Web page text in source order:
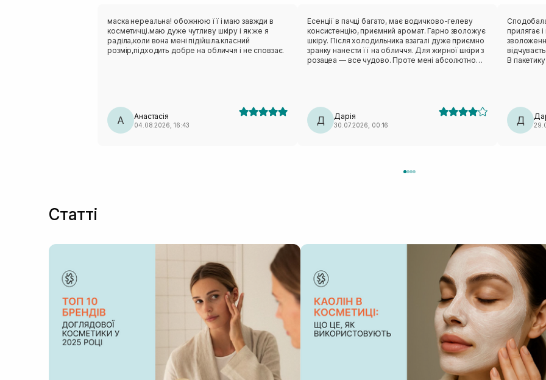
маска нереальна! обожнюю її і маю завжди в
косметичці.маю дуже чутливу шкіру і як же я
раділа,коли вона мені підійшла.класний
розмір,підходить добре на обличчя і не сповзає.
А Анастасія
04.08.2026, 16:43
Есенції в пачці багато, має водичково-гелеву
консистенцію, приємний аромат. Гарно зволожує
шкіру. Після холодильника взагалі дуже приємно
зранку нанести її на обличчя. Для жирної шкіри з
розацеа — все чудово. Проте мені абсолютно
вдруге не повторю (лише через лекало).
Д Дарія
30.07.2026, 00:16
Сподобалася ця
прилягає і
В
класна
Д
Статті